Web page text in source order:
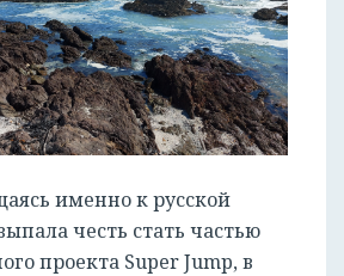
именно к русской
честь стать частью
проекта Super Jump, в